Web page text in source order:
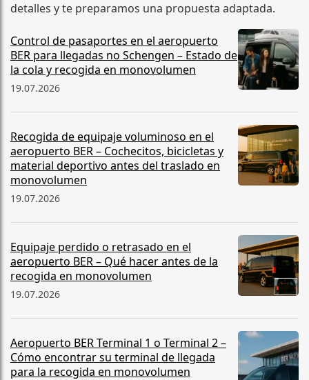
detalles y te preparamos una propuesta adaptada.
Control de pasaportes en el aeropuerto
BER para llegadas no Schengen – Estado de
la cola y recogida en monovolumen
19.07.2026
Recogida de equipaje voluminoso en el
aeropuerto BER – Cochecitos, bicicletas y
material deportivo antes del traslado en
monovolumen
19.07.2026
Equipaje perdido o retrasado en el
aeropuerto BER – Qué hacer antes de la
recogida en monovolumen
19.07.2026
Aeropuerto BER Terminal 1 o Terminal 2 –
Cómo encontrar su terminal de llegada
para la recogida en monovolumen